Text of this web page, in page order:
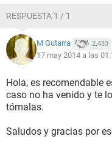
RESPUESTA 1 / 1
M Gutarra 2.433
17 may 2014 a las
Hola, es recomendable
caso no ha venido y te
tómalas.
Saludos y gracias por